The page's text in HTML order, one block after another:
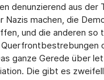
denunzierend aus der
Nazis machen, die
und die anderen so
ganze Gerede über
Die gibt es